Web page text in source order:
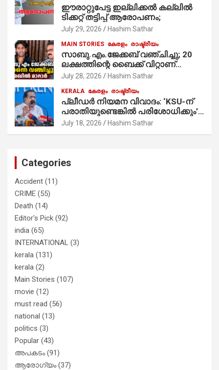
ഈരാറ്റുപേട്ട ഇല്ലിക്കൽ കല്ലിൽ
ടിക്കറ്റ് തട്ടിപ്പ് ആരോപണം;
July 29, 2026 Hashim Sathar
MAIN STORIES കേരളം രാഷ്ട്രീയം
സാബു.എം.ജേക്കബ് വഞ്ചിച്ചു; 20
ലക്ഷത്തിന്റെ ബൈക്ക് വിറ്റാണ്
തൃക്കാക്കരയില്‍ മത്സരിച്ചത്!
മാത്രമാണ് ഉണ്ടായിരുന്നത്;
സാബുവിന്റേത് വ്യക്തിപരമായ
നേട്ടത്തിനുള്ള പാര്‍ട്ടി; ഇപ്പോള്‍
ഫോണ്‍ വിളിച്ചാല്‍ എടുക്കില്ല;
തിരഞ്ഞെടുപ്പിലെ ദുരനുഭവങ്ങള്‍
July 28, 2026 Hashim Sathar
KERALA കേരളം രാഷ്ട്രീയം
പ്ലീഡർ നിയമന വിവാദം: ‘KSU-ന്
പരാതിയുണ്ടെങ്കിൽ പരിശോധിക്കും’;
രമേശ് ചെന്നിത്തല
July 18, 2026 Hashim Sathar
Categories
Accident (11)
CRIME (55)
Death (14)
Editor's Pick (92)
india (65)
INTERNATIONAL (3)
kerala (131)
kerala (2)
Main Stories (107)
movie (12)
must read (56)
national (13)
politics (3)
Popular (43)
അപകടം(91)
ആരോഗ്യം(37)